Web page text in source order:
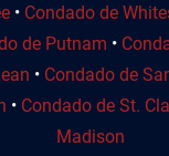
• Condado de
de Putnam •
• Condado de
• Condado de St.
Madison